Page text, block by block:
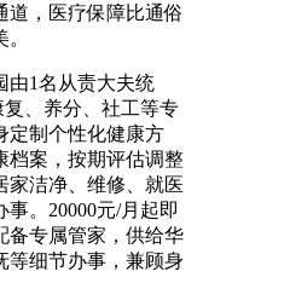
道，医疗保障比通俗
1名从责大夫统
、养分、社工等专
定制个性化健康方
档案，按期评估调整
家洁净、维修、就医
。20000元/月起即
备专属管家，供给华
等细节办事，兼顾身